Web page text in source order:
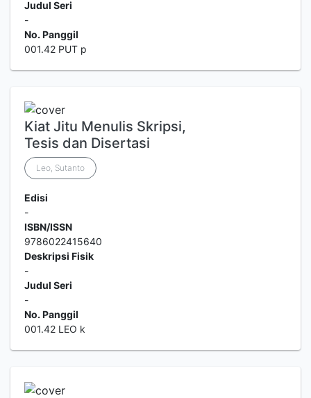
Judul Seri
-
No. Panggil
001.42 PUT p
Kiat Jitu Menulis Skripsi,
Tesis dan Disertasi
Leo, Sutanto
Edisi
-
ISBN/ISSN
9786022415640
Deskripsi Fisik
-
Judul Seri
-
No. Panggil
001.42 LEO k